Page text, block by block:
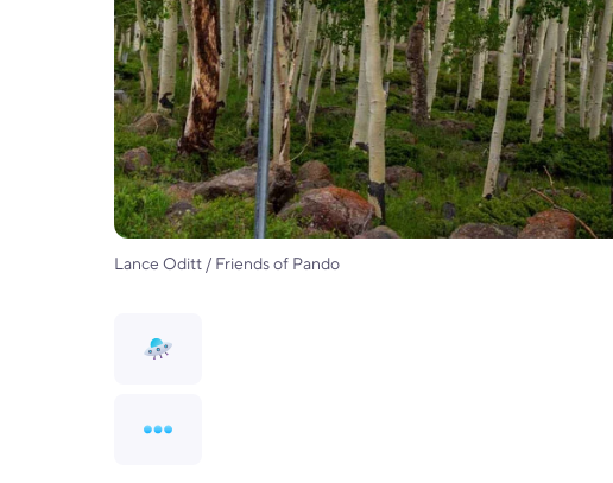
Lance Oditt / Friends of Pando